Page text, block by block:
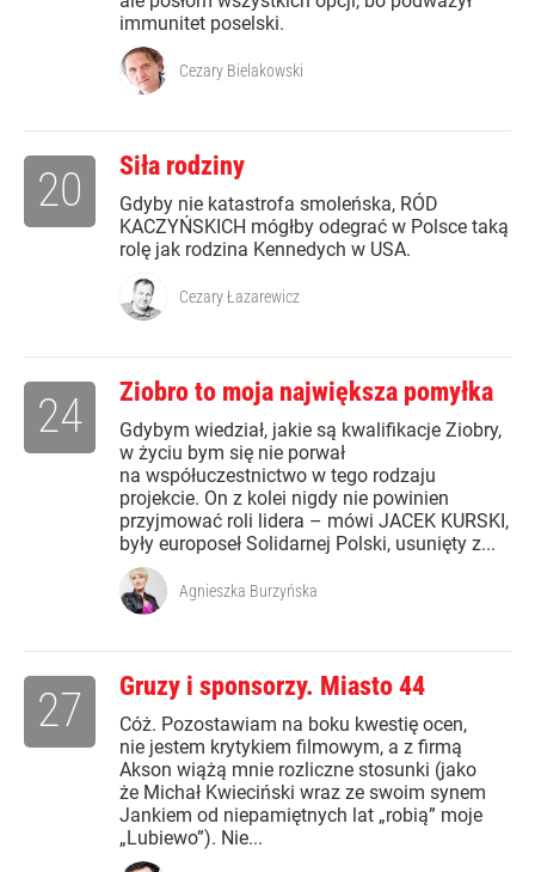
immunitet poselski.
Cezary Bielakowski
Siła rodziny
Gdyby nie katastrofa smoleńska, RÓD
KACZYŃSKICH mógłby odegrać w Polsce taką
rolę jak rodzina Kennedych w USA.
20
Cezary Łazarewicz
Ziobro to moja największa pomyłka
Gdybym wiedział, jakie są kwalifikacje Ziobry,
w życiu bym się nie porwał
na współuczestnictwo w tego rodzaju
projekcie. On z kolei nigdy nie powinien
przyjmować roli lidera – mówi JACEK KURSKI,
były europoseł Solidarnej Polski, usunięty z...
24
Agnieszka Burzyńska
Gruzy i sponsorzy. Miasto 44
Cóż. Pozostawiam na boku kwestię ocen,
nie jestem krytykiem filmowym, a z firmą
Akson wiążą mnie rozliczne stosunki (jako
że Michał Kwieciński wraz ze swoim synem
Jankiem od niepamiętnych lat „robią” moje
„Lubiewo”). Nie...
27